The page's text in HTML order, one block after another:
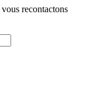
recontactons